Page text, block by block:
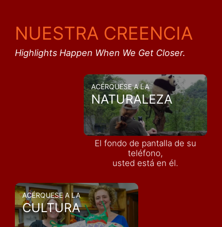
NUESTRA CREENCIA
Highlights Happen When We Get Closer.
ACÉRQUESE A LA
NATURALEZA
El fondo de pantalla de su
teléfono,
usted está en él.
ACÉRQUESE A LA
CULTURA